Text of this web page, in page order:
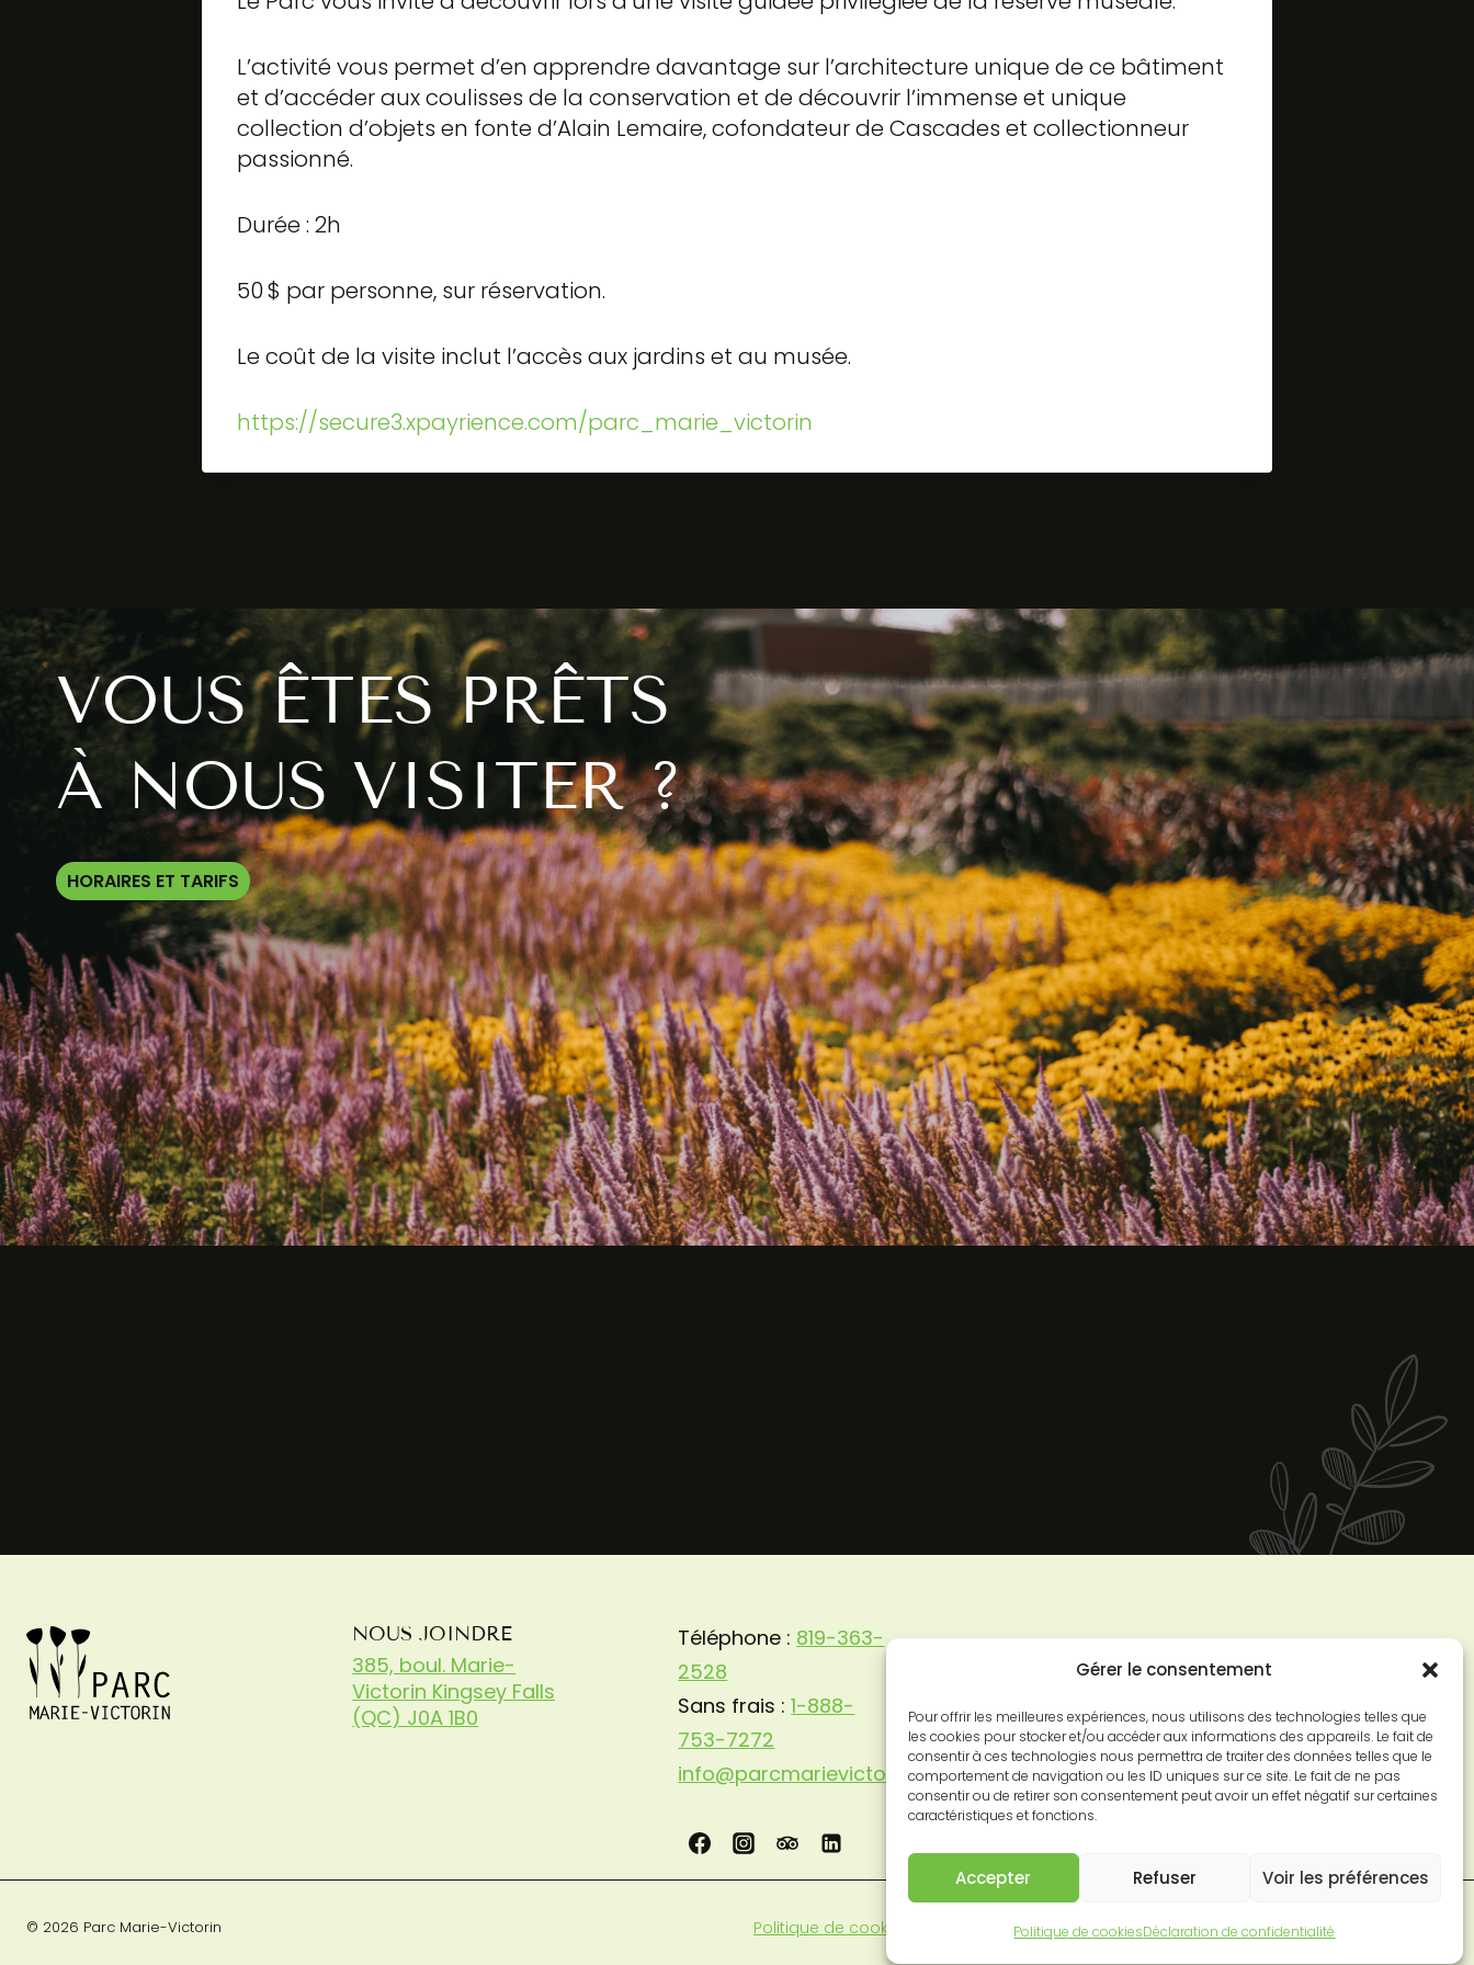
Gérer le consentement
Pour offrir les meilleures expériences, nous utilisons des technologies telles que
les cookies pour stocker et/ou accéder aux informations des appareils. Le fait de
consentir à ces technologies nous permettra de traiter des données telles que le
comportement de navigation ou les ID uniques sur ce site. Le fait de ne pas
consentir ou de retirer son consentement peut avoir un effet négatif sur certaines
caractéristiques et fonctions.
Accepter Refuser Voir les préférences
Politique de cookiesDéclaration de confidentialité
L’activité vous permet d’en apprendre davantage sur l’architecture unique de ce bâtiment
et d’accéder aux coulisses de la conservation et de découvrir l’immense et unique
collection d’objets en fonte d’Alain Lemaire, cofondateur de Cascades et collectionneur
passionné.
Durée : 2h
50 $ par personne, sur réservation.
Le coût de la visite inclut l’accès aux jardins et au musée.
https://secure3.xpayrience.com/parc_marie_victorin
VOUS ÊTES PRÊTS
À NOUS VISITER ?
HORAIRES ET TARIFS
NOUS JOINDRE
385, boul. Marie-
Victorin Kingsey Falls
(QC) J0A 1B0
Téléphone : 819-363-
2528
Sans frais :1-888-
753-7272
info@parcmarievictorin.com
© 2026 Parc Marie-Victorin Politique de cookies Déclaration de confidentialité